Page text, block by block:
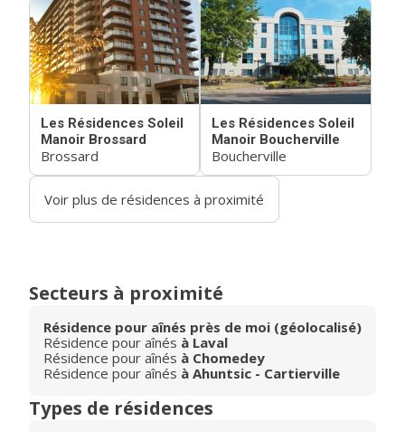
Les Résidences Soleil
Manoir Brossard
Brossard
Les Résidences Soleil
Manoir Boucherville
Boucherville
Voir plus de résidences à proximité
Secteurs à proximité
Résidence pour aînés près de moi (géolocalisé)
Résidence pour aînés à Laval
Résidence pour aînés à Chomedey
Résidence pour aînés à Ahuntsic - Cartierville
Types de résidences